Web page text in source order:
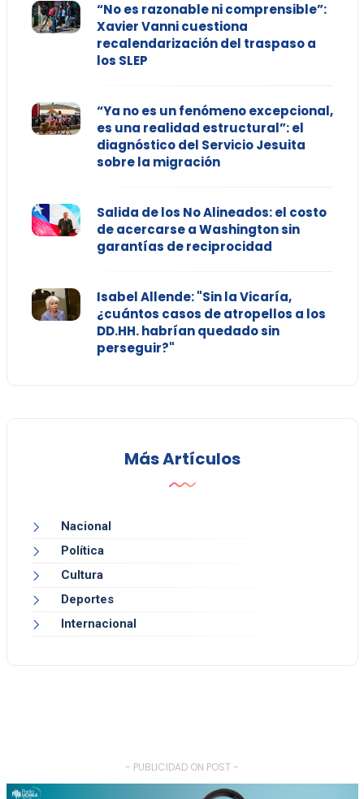
“No es razonable ni comprensible”:
Xavier Vanni cuestiona
recalendarización del traspaso a
los SLEP
“Ya no es un fenómeno excepcional,
es una realidad estructural”: el
diagnóstico del Servicio Jesuita
sobre la migración
Salida de los No Alineados: el costo
de acercarse a Washington sin
garantías de reciprocidad
Isabel Allende: "Sin la Vicaría,
¿cuántos casos de atropellos a los
DD.HH. habrían quedado sin
perseguir?"
Más Artículos
Nacional
Política
Cultura
Deportes
Internacional
- PUBLICIDAD ON POST -